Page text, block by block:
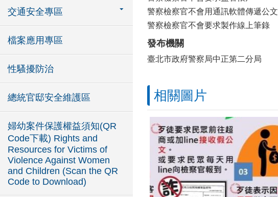
交通安全專區
檔案應用專區
性騷擾防治
總統官邸安全維護區
婦幼案件保護權益須知(QR
Code下載) Rights and
Resources for Victims of
Violence Against Women
and Children (Scan the QR
Code to Download)
警察檢察官不會用通訊軟體傳遞公文
警察檢察官不會要求製作線上筆錄
發布機關
臺北市政府警察局中正第二分局
相關圖片